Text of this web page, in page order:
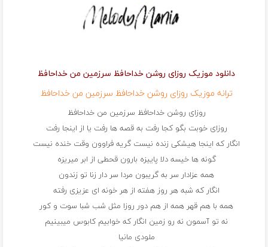
دانلود موزیک روزای روشن خداحافظ سرزمین من خداحافظ
ترانه موزیک روزای روشن خداحافظ سرزمین من خداحافظ
روزای روشن خداحافظ سرزمین من خداحافظ
روزای خوبت بگو کجا رفت به قصه ها رفت یا از اینجا رفت
انگار که اینجا هیشکی زنده نیست گریه فراوون وقت خنده نیست
گونه ها خیسه دلا پاییزه بارون قحطی از ابر میریزه
همه عزادار سر به گریبون مردا سر دار زنا تو زندون
انگار که شبه هر روز هفته از هر خونه ای عزیزی رفته
همه با هم قهر همه از هم دور روزا مثل شب شبا سوت و کور
نه تو آسمون نه رو زمین انگار که خوابیم کابوس میبینیم
ملودی مانیا